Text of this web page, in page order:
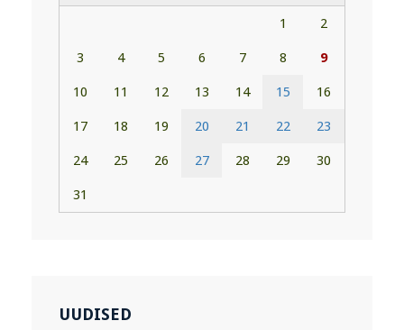
1 2
3 4 5 6 7 8 9
10 11 12 13 14 15 16
17 18 19 20 21 22 23
24 25 26 27 28 29 30
31
UUDISED